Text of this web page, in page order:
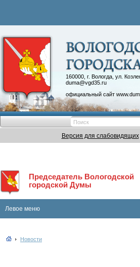
160000, г. Вологда, ул.
duma@vgd35.ru
официальный сайт
Контакты
Депутатские
Версия для слабовидящих
Председатель Вологодской
городской Думы
Левое меню
Новости